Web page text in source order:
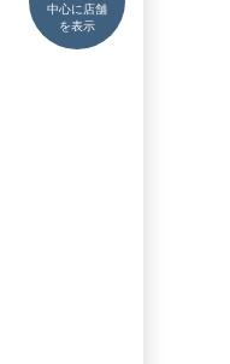
中心に店舗
を表示